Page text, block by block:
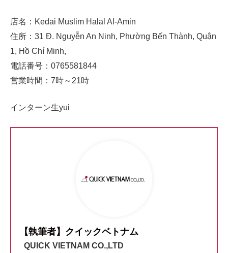
店名：Kedai Muslim Halal Al-Amin
住所：31 Đ. Nguyễn An Ninh, Phường Bến Thành, Quận
1, Hồ Chí Minh,
電話番号：0765581844
営業時間：7時～21時
インターン生yui
【執筆者】クイックベトナム
QUICK VIETNAM CO.,LTD